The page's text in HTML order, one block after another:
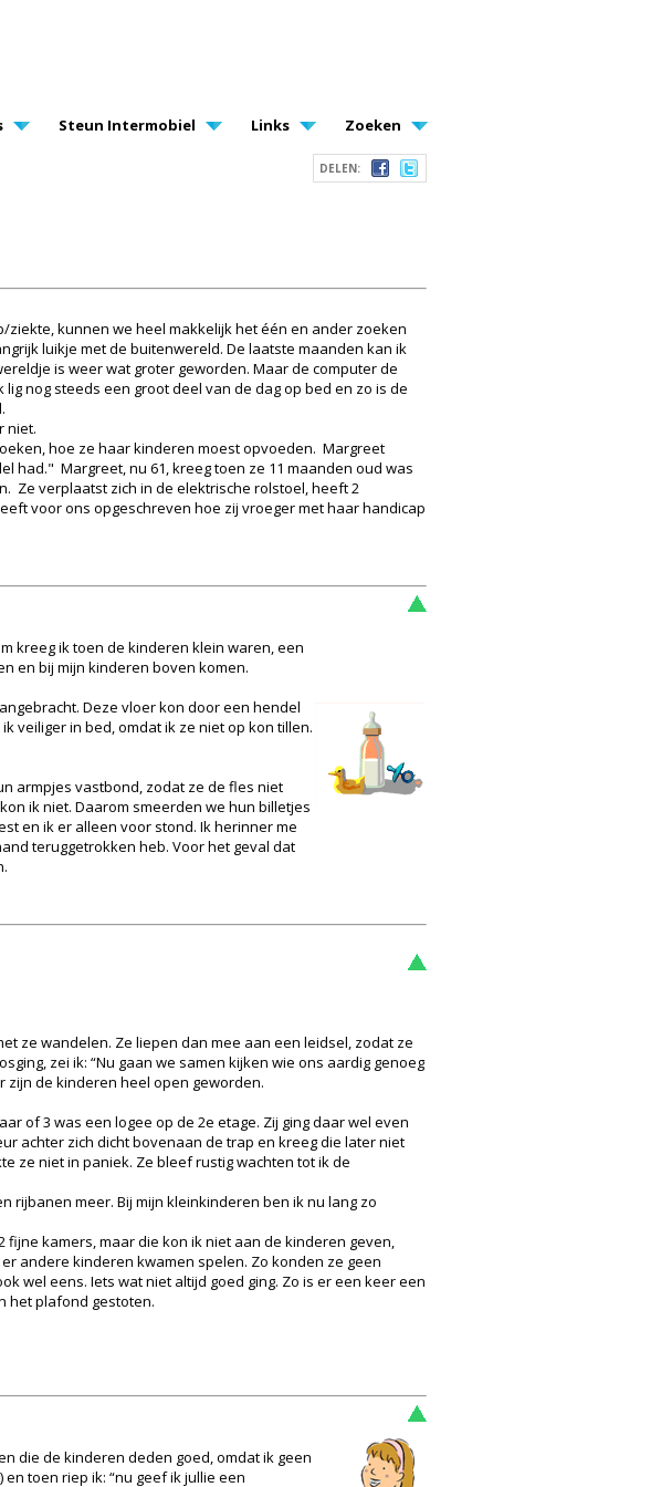
Steun Intermobiel Links Zoeken
DELEN:
kunnen we heel makkelijk het één en ander zoeken
luikje met de buitenwereld. De laatste maanden kan ik
is weer wat groter geworden. Maar de computer de
nog steeds een groot deel van de dag op bed en zo is de
niet.
hoe ze haar kinderen moest opvoeden. Margreet
had." Margreet, nu 61, kreeg toen ze 11 maanden oud was
Ze verplaatst zich in de elektrische rolstoel, heeft 2
voor ons opgeschreven hoe zij vroeger met haar handicap
kreeg ik toen de kinderen klein waren, een
en bij mijn kinderen boven komen.
Deze vloer kon door een hendel
veiliger in bed, omdat ik ze niet op kon tillen.
armpjes vastbond, zodat ze de fles niet
ik niet. Daarom smeerden we hun billetjes
en ik er alleen voor stond. Ik herinner me
teruggetrokken heb. Voor het geval dat
ze wandelen. Ze liepen dan mee aan een leidsel, zodat ze
zei ik: “Nu gaan we samen kijken wie ons aardig genoeg
zijn de kinderen heel open geworden.
of 3 was een logee op de 2e etage. Zij ging daar wel even
achter zich dicht bovenaan de trap en kreeg die later niet
ze niet in paniek. Ze bleef rustig wachten tot ik de
rijbanen meer. Bij mijn kleinkinderen ben ik nu lang zo
kamers, maar die kon ik niet aan de kinderen geven,
andere kinderen kwamen spelen. Zo konden ze geen
wel eens. Iets wat niet altijd goed ging. Zo is er een keer een
het plafond gestoten.
die de kinderen deden goed, omdat ik geen
toen riep ik: “nu geef ik jullie een